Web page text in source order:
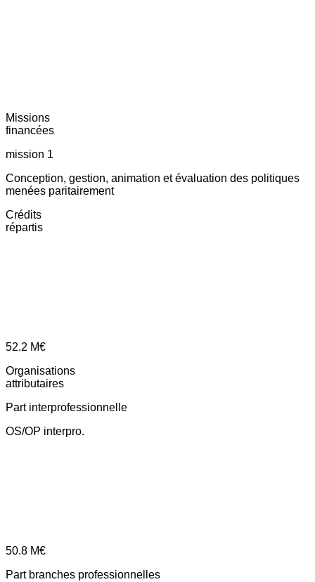
Missions
financées
mission 1
Conception, gestion, animation et évaluation des politiques
menées paritairement
Crédits
répartis
52.2 M€
Organisations
attributaires
Part interprofessionnelle
OS/OP interpro.
50.8 M€
Part branches professionnelles